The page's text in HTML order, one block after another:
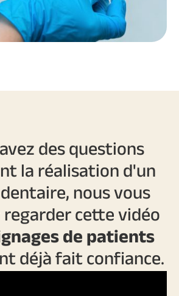
des questions
la réalisation d'un
nous vous
cette vidéo
de patients
déjà fait confiance.